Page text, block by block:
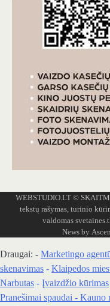
WEBSTUDIO.LT ©
tekstų rašymas, turinio
valdomas
News by
Draugai: - Marketingo
skenavimas - Klaipedos
Narbutas - Įvaizdžio kūrimas
Pranešimai spaudai - Kauno